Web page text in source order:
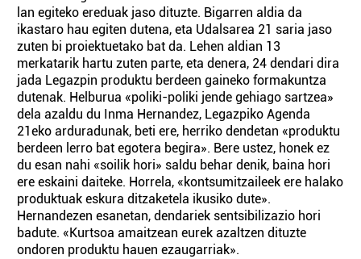
lan egiteko ereduak jaso dituzte. Bigarren aldia da
ikastaro hau egiten dutena, eta Udalsarea 21 saria jaso
zuten bi proiektuetako bat da. Lehen aldian 13
merkatarik hartu zuten parte, eta denera, 24 dendari dira
jada Legazpin produktu berdeen gaineko formakuntza
dutenak. Helburua «poliki-poliki jende gehiago sartzea»
dela azaldu du Inma Hernandez, Legazpiko Agenda
21eko arduradunak, beti ere, herriko dendetan «produktu
berdeen lerro bat egotera begira». Bere ustez, honek ez
du esan nahi «soilik hori» saldu behar denik, baina hori
ere eskaini daiteke. Horrela, «kontsumitzaileek ere halako
produktuak eskura ditzaketela ikusiko dute».
Hernandezen esanetan, dendariek sentsibilizazio hori
badute. «Kurtsoa amaitzean eurek azaltzen dituzte
ondoren produktu hauen ezaugarriak».